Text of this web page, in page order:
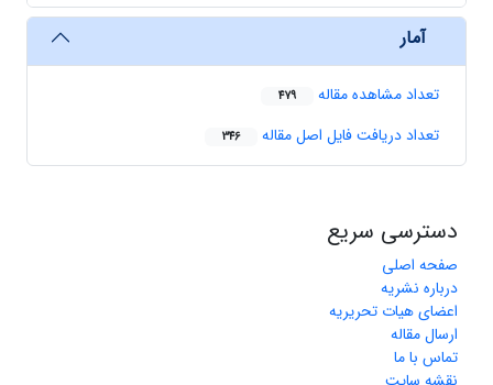
آمار
تعداد مشاهده مقاله 479
تعداد دریافت فایل اصل مقاله 346
دسترسی سریع
صفحه اصلی
درباره نشریه
اعضای هیات تحریریه
ارسال مقاله
تماس با ما